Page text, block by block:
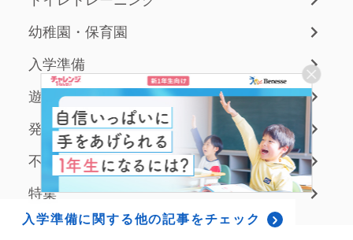
幼稚園・保育園
入学準備
遊び・ゲーム
発達
不登校
特集
入学準備に関する他の記事をチェック